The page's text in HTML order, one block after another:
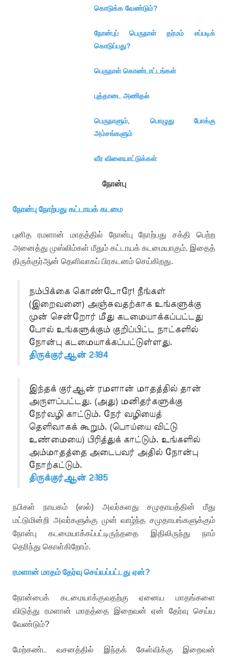
கொடுக்க வேண்டும்?
நோன்புப் பெருநாள் தர்மம் எப்படிக்
கொடுப்பது?
பெருநாள் கொண்டாட்டங்கள்
புத்தாடை அணிதல்
பெருநாளும், பொழுது போக்கு
அம்சங்களும்
வீர விளையாட்டுக்கள்
நோன்பு
நோன்பு நோற்பது கட்டாயக் கடமை
புனித ரமளான் மாதத்தில் நோன்பு நோற்பது சக்தி பெற்ற
அனைத்து முஸ்லிம்கள் மீதும் கட்டாயக் கடமையாகும். இதைத்
திருக்குர்ஆன் தெளிவாகப் பிரகடனம் செய்கிறது.
நம்பிக்கை கொண்டோரே! நீங்கள்
(இறைவனை) அஞ்சுவதற்காக உங்களுக்கு
முன் சென்றோர் மீது கடமையாக்கப்பட்டது
போல் உங்களுக்கும் குறிப்பிட்ட நாட்களில்
நோன்பு கடமையாக்கப்பட்டுள்ளது.
திருக்குர்ஆன் 2:184
இந்தக் குர்ஆன் ரமளான் மாதத்தில் தான்
அருளப்பட்டது. (அது) மனிதர்களுக்கு
நேர்வழி காட்டும். நேர் வழியைத்
தெளிவாகக் கூறும். (பொய்யை விட்டு
உண்மையை) பிரித்துக் காட்டும். உங்களில்
அம்மாதத்தை அடைபவர் அதில் நோன்பு
நோற்கட்டும்.
திருக்குர்ஆன் 2:185
நபிகள் நாயகம் (ஸல்) அவர்களது சமுதாயத்தின் மீது
மட்டுமின்றி அவர்களுக்கு முன் வாழ்ந்த சமுதாயங்களுக்கும்
நோன்பு கடமையாக்கப்பட்டிருந்ததை இதிலிருந்து நாம்
தெரிந்து கொள்கிறோம்.
ரமளான் மாதம் தேர்வு செய்யப்பட்டது ஏன்?
நோன்பைக் கடமையாக்குவதற்கு ஏனைய மாதங்களை
விடுத்து ரமளான் மாதத்தை இறைவன் ஏன் தேர்வு செய்ய
வேண்டும்?
மேற்கண்ட வசனத்தில் இந்தக் கேள்விக்கு இறைவன்